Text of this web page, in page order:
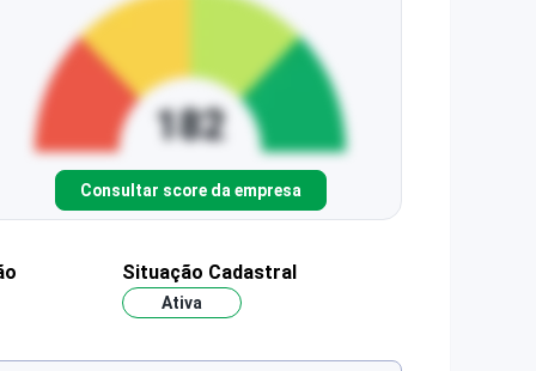
Consultar score da empresa
Situação Cadastral
Ativa